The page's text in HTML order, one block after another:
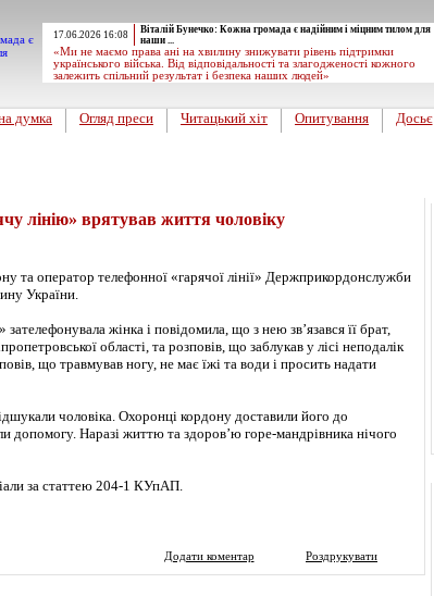
17.06.2026 16:08
Віталій Бунечко: Кожна громада є надійним і міцним тилом для
наши ...
«Ми не маємо права ані на хвилину знижувати рівень підтримки
українського війська. Від відповідальності та злагодженості кожного
залежить спільний результат і безпека наших людей»
думка Огляд преси Читацький хіт Опитування Досьє
лінію» врятував життя чоловіку
та оператор телефонної «гарячої лінії» Держприкордонслужби
України.
жінка і повідомила, що з нею зв’язався її брат,
області, та розповів, що заблукав у лісі неподалік
що травмував ногу, не має їжі та води і просить надати
чоловіка. Охоронці кордону доставили його до
допомогу. Наразі життю та здоров’ю горе-мандрівника нічого
за статтею 204-1 КУпАП.
Додати коментар Роздрукувати